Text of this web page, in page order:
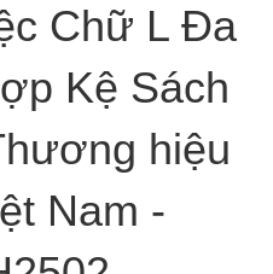
Chữ L Đa
Kệ Sách
hiệu
Nam -